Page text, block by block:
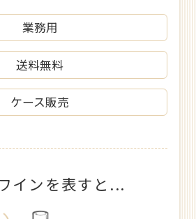
業務用
送料無料
ケース販売
インを表すと...